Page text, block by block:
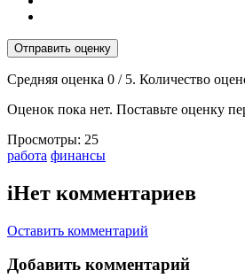
Отправить оценку
Средняя оценка 0 / 5. Количество
Оценок пока нет. Поставьте оценку
Просмотры: 25
Тэги:
работа финансы
iНет комментариев
Оставить комментарий
Добавить комментарий